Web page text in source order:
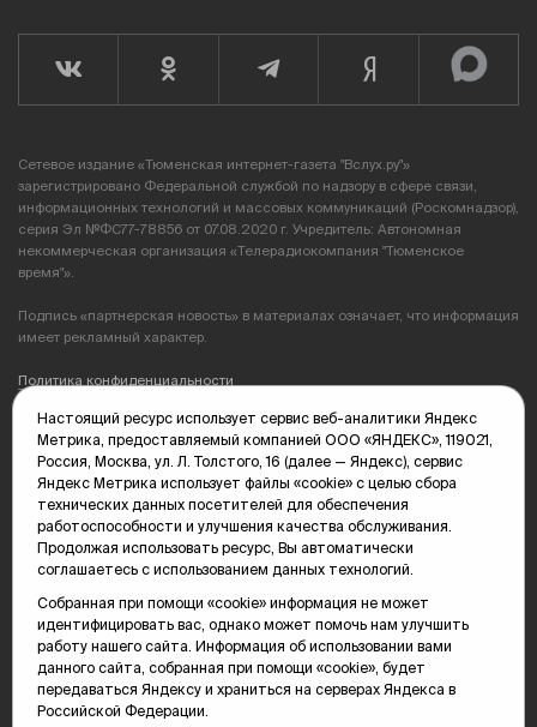
Сетевое издание «Тюменская интернет-газета "Вслух.ру"»
зарегистрировано Федеральной службой по надзору в сфере связи,
информационных технологий и массовых коммуникаций (Роскомнадзор),
серия Эл №ФС77-78856 от 07.08.2020 г. Учредитель: Автономная
некоммерческая организация «Телерадиокомпания "Тюменское
время"».
Подпись «партнерская новость» в материалах означает, что информация
имеет рекламный характер.
Политика конфиденциальности
Редакция: 625035, Тюмень, пр. Геологоразведчиков, 28А
(3452) 68-89-05
edit@vsluh.ru
Главный редактор: Панкина Т.Ю.
kika@vsluh.ru
По вопросам рекламы:
(3452) 68-89-78
kotovaev@sibinformburo.ru
mim@vsluh.ru
Настоящий ресурс использует сервис веб-аналитики Яндекс
Метрика, предоставляемый компанией ООО «ЯНДЕКС», 119021,
Россия, Москва, ул. Л. Толстого, 16 (далее — Яндекс), сервис
Яндекс Метрика использует файлы «cookie» с целью сбора
технических данных посетителей для обеспечения
работоспособности и улучшения качества обслуживания.
Продолжая использовать ресурс, Вы автоматически
соглашаетесь с использованием данных технологий.
Собранная при помощи «cookie» информация не может
идентифицировать вас, однако может помочь нам улучшить
работу нашего сайта. Информация об использовании вами
данного сайта, собранная при помощи «cookie», будет
передаваться Яндексу и храниться на серверах Яндекса в
Российской Федерации.